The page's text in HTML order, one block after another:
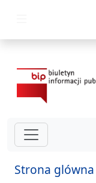
Strona glówna